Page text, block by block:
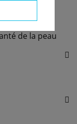
de la peau